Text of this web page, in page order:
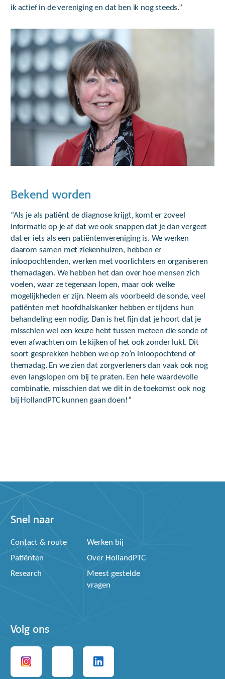
ik actief in de vereniging en dat ben ik nog steeds.”
Bekend worden
“Als je als patiënt de diagnose krijgt, komt er zoveel
informatie op je af dat we ook snappen dat je dan vergeet
dat er iets als een patiëntenvereniging is. We werken
daarom samen met ziekenhuizen, hebben er
inloopochtenden, werken met voorlichters en organiseren
themadagen. We hebben het dan over hoe mensen zich
voelen, waar ze tegenaan lopen, maar ook welke
mogelijkheden er zijn. Neem als voorbeeld de sonde, veel
patiënten met hoofdhalskanker hebben er tijdens hun
behandeling een nodig. Dan is het fijn dat je hoort dat je
misschien wel een keuze hebt tussen meteen die sonde of
even afwachten om te kijken of het ook zonder lukt. Dit
soort gesprekken hebben we op zo’n inloopochtend of
themadag. En we zien dat zorgverleners dan vaak ook nog
even langslopen om bij te praten. Een hele waardevolle
combinatie, misschien dat we dit in de toekomst ook nog
bij HollandPTC kunnen gaan doen!”
Snel naar
Contact & route
Werken bij
Patiënten
Over HollandPTC
Research
Meest gestelde
vragen
Volg ons